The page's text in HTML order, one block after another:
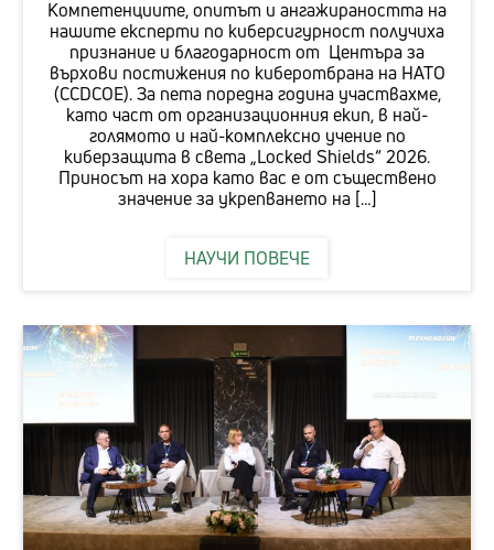
Компетенциите, опитът и ангажираността на
нашите експерти по киберсигурност получиха
признание и благодарност от Центъра за
върхови постижения по киберотбрана на НАТО
(CCDCOE). За пета поредна година участвахме,
като част от организационния екип, в най-
голямото и най-комплексно учение по
киберзащита в света „Locked Shields“ 2026.
Приносът на хора като вас е от съществено
значение за укрепването на […]
НАУЧИ ПОВЕЧЕ